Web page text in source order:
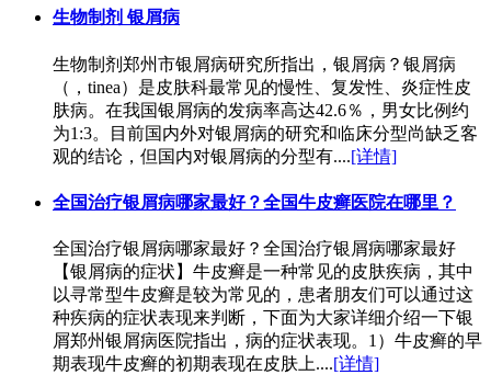
生物制剂 银屑病
生物制剂郑州市银屑病研究所指出，银屑病？银屑病
（，tinea）是皮肤科最常见的慢性、复发性、炎症性皮
肤病。在我国银屑病的发病率高达42.6％，男女比例约
为1:3。目前国内外对银屑病的研究和临床分型尚缺乏客
观的结论，但国内对银屑病的分型有....[详情]
全国治疗银屑病哪家最好？全国牛皮癣医院在哪里？
全国治疗银屑病哪家最好？全国治疗银屑病哪家最好
【银屑病的症状】牛皮癣是一种常见的皮肤疾病，其中
以寻常型牛皮癣是较为常见的，患者朋友们可以通过这
种疾病的症状表现来判断，下面为大家详细介绍一下银
屑郑州银屑病医院指出，病的症状表现。1）牛皮癣的早
期表现牛皮癣的初期表现在皮肤上....[详情]